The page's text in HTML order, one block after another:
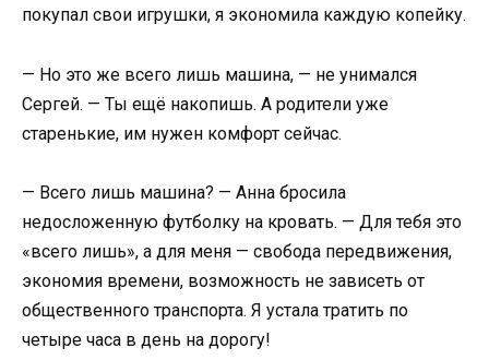
покупал свои игрушки, я экономила каждую копейку.
— Но это же всего лишь машина, — не унимался
Сергей. — Ты ещё накопишь. А родители уже
старенькие, им нужен комфорт сейчас.
— Всего лишь машина? — Анна бросила
недосложенную футболку на кровать. — Для тебя это
«всего лишь», а для меня — свобода передвижения,
экономия времени, возможность не зависеть от
общественного транспорта. Я устала тратить по
четыре часа в день на дорогу!